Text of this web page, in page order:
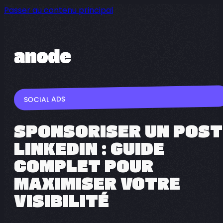
Passer au contenu principal
SOCIAL ADS
SPONSORISER UN POST
LINKEDIN : GUIDE
COMPLET POUR
MAXIMISER VOTRE
VISIBILITÉ